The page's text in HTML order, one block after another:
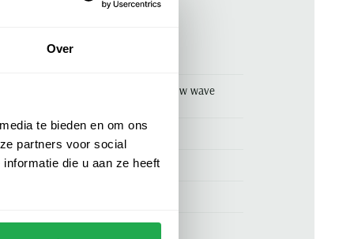
Over
te bieden en om ons
partners voor social
die u aan ze heeft
Blue Industry overhemd lichtblauw wave
Blue Industry
100% katoen